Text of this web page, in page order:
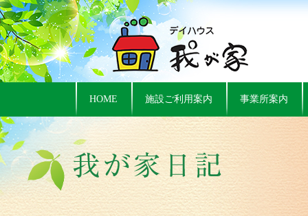
HOME 施設ご利用案内 事業所案内